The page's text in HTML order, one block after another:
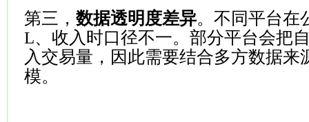
第三， 数据透明度差异。不同平台在
L、收入时口径不一。部分平台会把
入交易量，因此需要结合多方数据来
模。